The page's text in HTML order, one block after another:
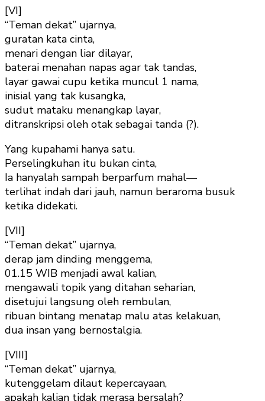
[VI]
“Teman dekat” ujarnya,
guratan kata cinta,
menari dengan liar dilayar,
baterai menahan napas agar tak tandas,
layar gawai cupu ketika muncul 1 nama,
inisial yang tak kusangka,
sudut mataku menangkap layar,
ditranskripsi oleh otak sebagai tanda (?).
Yang kupahami hanya satu.
Perselingkuhan itu bukan cinta,
Ia hanyalah sampah berparfum mahal—
terlihat indah dari jauh, namun beraroma busuk
ketika didekati.
[VII]
“Teman dekat” ujarnya,
derap jam dinding menggema,
01.15 WIB menjadi awal kalian,
mengawali topik yang ditahan seharian,
disetujui langsung oleh rembulan,
ribuan bintang menatap malu atas kelakuan,
dua insan yang bernostalgia.
[VIII]
“Teman dekat” ujarnya,
kutenggelam dilaut kepercayaan,
apakah kalian tidak merasa bersalah?